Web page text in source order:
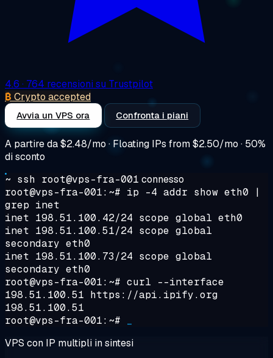
4.6 · 764 recensioni su Trustpilot
₿ Crypto accepted
Avvia un VPS ora Confronta i piani
A partire da$2.48/mo · Floating IPs from $2.50/mo · 50%
di sconto
~ ssh root@vps-fra-001 connesso
root@vps-fra-001:~# ip -4 addr show eth0 |
grep inet
inet 198.51.100.42/24 scope global eth0
inet 198.51.100.51/24 scope global
secondary eth0
inet 198.51.100.73/24 scope global
secondary eth0
root@vps-fra-001:~# curl --interface
198.51.100.51 https://api.ipify.org
198.51.100.51
root@vps-fra-001:~#
VPS con IP multipli in sintesi